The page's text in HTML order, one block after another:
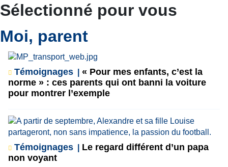
Sélectionné pour vous
Moi, parent
Témoignages
« Pour mes enfants, c’est la
norme » : ces parents qui ont banni la voiture
pour montrer l’exemple
Témoignages
Le regard différent d’un papa
non voyant